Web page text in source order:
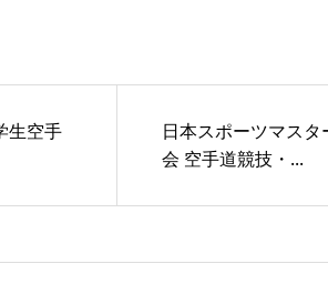
生空手
日本スポーツマス
会 空手道競技・...